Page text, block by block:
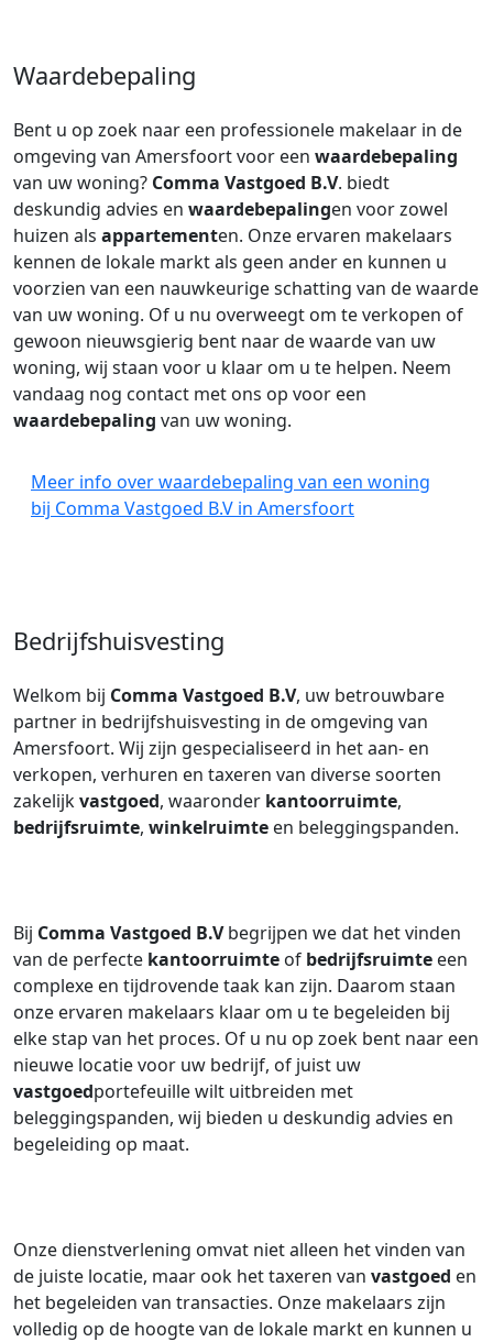
Waardebepaling
Bent u op zoek naar een professionele makelaar in de
omgeving van Amersfoort voor een waardebepaling
van uw woning? Comma Vastgoed B.V. biedt
deskundig advies en waardebepalingen voor zowel
huizen als appartementen. Onze ervaren makelaars
kennen de lokale markt als geen ander en kunnen u
voorzien van een nauwkeurige schatting van de waarde
van uw woning. Of u nu overweegt om te verkopen of
gewoon nieuwsgierig bent naar de waarde van uw
woning, wij staan voor u klaar om u te helpen. Neem
vandaag nog contact met ons op voor een
waardebepaling van uw woning.
Meer info over waardebepaling van een woning
bij Comma Vastgoed B.V in Amersfoort
Bedrijfshuisvesting
Welkom bij Comma Vastgoed B.V, uw betrouwbare
partner in bedrijfshuisvesting in de omgeving van
Amersfoort. Wij zijn gespecialiseerd in het aan- en
verkopen, verhuren en taxeren van diverse soorten
zakelijkvastgoed, waaronder kantoorruimte,
bedrijfsruimte, winkelruimte en beleggingspanden.
Bij Comma Vastgoed B.Vbegrijpen we dat het vinden
van de perfecte kantoorruimte of bedrijfsruimte een
complexe en tijdrovende taak kan zijn. Daarom staan
onze ervaren makelaars klaar om u te begeleiden bij
elke stap van het proces. Of u nu op zoek bent naar een
nieuwe locatie voor uw bedrijf, of juist uw
vastgoedportefeuille wilt uitbreiden met
beleggingspanden, wij bieden u deskundig advies en
begeleiding op maat.
Onze dienstverlening omvat niet alleen het vinden van
de juiste locatie, maar ook het taxeren van vastgoed en
het begeleiden van transacties. Onze makelaars zijn
volledig op de hoogte van de lokale markt en kunnen u